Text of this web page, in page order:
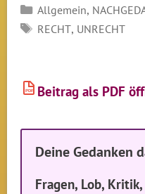
Kategorien
Allgemein,
SCHLAGWÖRTER
RECHT, UNRECHT
PDF Beitrag als PDF
Deine Gedanken
Fragen, Lob,